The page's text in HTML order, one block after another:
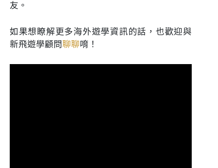
友。
如果想瞭解更多海外遊學資訊的話，也歡迎與
新飛遊學顧問聊聊唷！